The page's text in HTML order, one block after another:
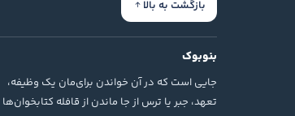
بازگشت به بالا
بنوبوک
جایی است که در آن خواندن برای‌مان یک وظیفه،
تعهد، جبر یا ترس از جا ماندن از قافله کتابخوان‌ها